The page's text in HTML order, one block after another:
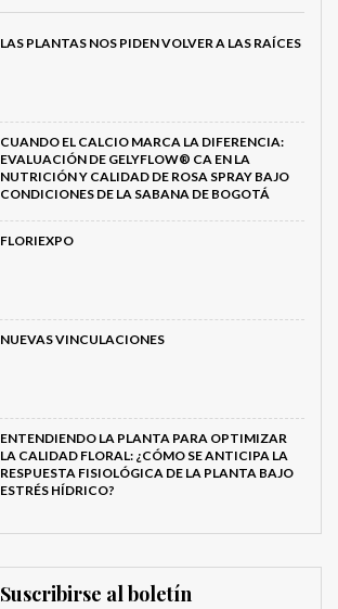
LAS PLANTAS NOS PIDEN VOLVER A LAS RAÍCES
CUANDO EL CALCIO MARCA LA DIFERENCIA:
EVALUACIÓN DE GELYFLOW® CA EN LA
NUTRICIÓN Y CALIDAD DE ROSA SPRAY BAJO
CONDICIONES DE LA SABANA DE BOGOTÁ
FLORIEXPO
NUEVAS VINCULACIONES
ENTENDIENDO LA PLANTA PARA OPTIMIZAR
LA CALIDAD FLORAL: ¿CÓMO SE ANTICIPA LA
RESPUESTA FISIOLÓGICA DE LA PLANTA BAJO
ESTRÉS HÍDRICO?
Suscribirse al boletín